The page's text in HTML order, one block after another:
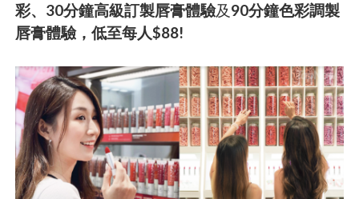
彩、30分鐘高級訂製唇膏體驗及90分鐘色彩調製
唇膏體驗，低至每人$88!